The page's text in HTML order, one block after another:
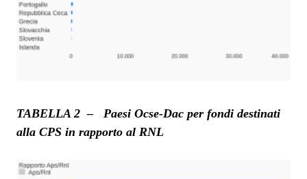
TABELLA 2 – Paesi Ocse-Dac per fondi destinati
alla CPS in rapporto al RNL